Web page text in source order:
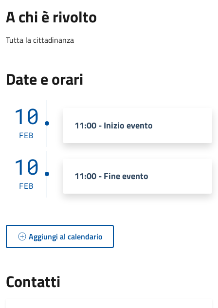
A chi è rivolto
Tutta la cittadinanza
Date e orari
10
FEB
11:00 - Inizio evento
10
FEB
11:00 - Fine evento
Aggiungi al calendario
Contatti